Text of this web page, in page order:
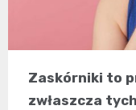
Zaskórniki to
zwłaszcza